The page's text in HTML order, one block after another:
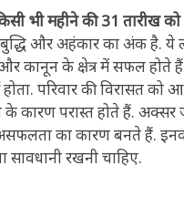
भी महीने की 31 तारीख
और अहंकार का अंक है. ये
कानून के क्षेत्र में सफल होते
परिवार की विरासत
के कारण परास्त होते हैं.
का कारण बनते हैं.
सावधानी रखनी चाहिए.